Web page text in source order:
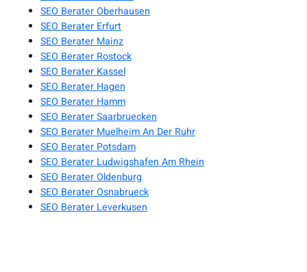
SEO Berater Oberhausen
SEO Berater Erfurt
SEO Berater Mainz
SEO Berater Rostock
SEO Berater Kassel
SEO Berater Hagen
SEO Berater Hamm
SEO Berater Saarbruecken
SEO Berater Muelheim An Der Ruhr
SEO Berater Potsdam
SEO Berater Ludwigshafen Am Rhein
SEO Berater Oldenburg
SEO Berater Osnabrueck
SEO Berater Leverkusen